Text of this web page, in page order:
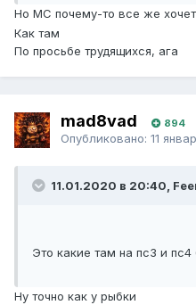
Но МС почему-то все же хочет
Как там
По просьбе трудящихся, ага
mad8vad 894
Опубликовано: 11
11.01.2020 в 20:40,
Это какие там на пс3 и
Ну точно как у рыбки